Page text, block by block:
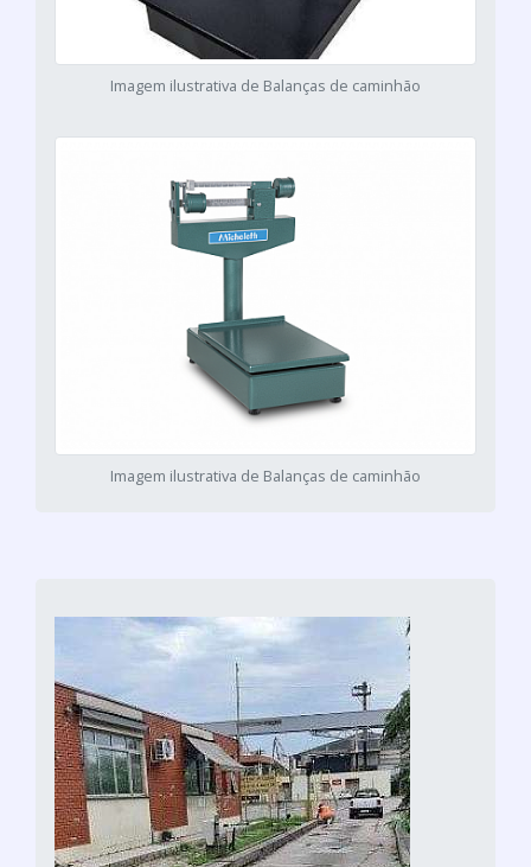
Imagem ilustrativa de Balanças de caminhão
Imagem ilustrativa de Balanças de caminhão